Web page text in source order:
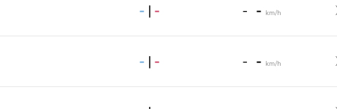
- | - - - km/h
- | - - - km/h